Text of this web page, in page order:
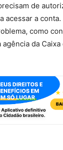
de
acessar a
como
da Caixa